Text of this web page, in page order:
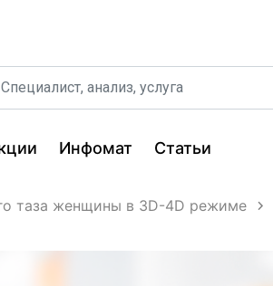
Инфомат Статьи
таза женщины в 3D-4D режиме